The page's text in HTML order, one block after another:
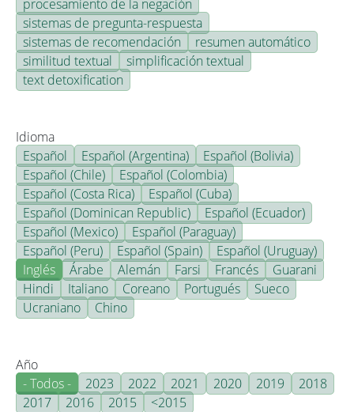
procesamiento de la negación
sistemas de pregunta-respuesta
sistemas de recomendación
resumen automático
similitud textual
simplificación textual
text detoxification
Idioma
Español
Español (Argentina)
Español (Bolivia)
Español (Chile)
Español (Colombia)
Español (Costa Rica)
Español (Cuba)
Español (Dominican Republic)
Español (Ecuador)
Español (Mexico)
Español (Paraguay)
Español (Peru)
Español (Spain)
Español (Uruguay)
Inglés
Árabe Alemán Farsi Francés
Guarani
Hindi
Italiano Coreano Portugués
Sueco
Ucraniano
Chino
Año
- Todos -
2023 2022 2021 2020 2019
2018
2017
2016 2015 <2015